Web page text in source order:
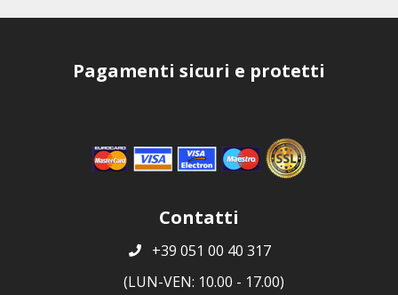
Pagamenti sicuri e protetti
Contatti
+39 051 00 40 317
(LUN-VEN: 10.00 - 17.00)